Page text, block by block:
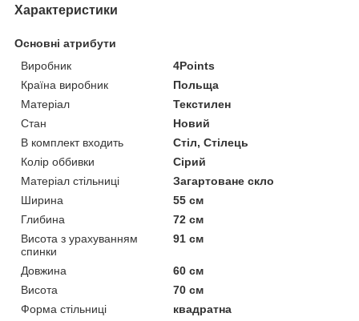
Характеристики
Основні атрибути
Виробник
4Points
Країна виробник
Польща
Матеріал
Текстилен
Стан
Новий
В комплект входить
Стіл, Стілець
Колір оббивки
Сірий
Матеріал стільниці
Загартоване скло
Ширина
55 см
Глибина
72 см
Висота з урахуванням
спинки
91 см
Довжина
60 см
Висота
70 см
Форма стільниці
квадратна